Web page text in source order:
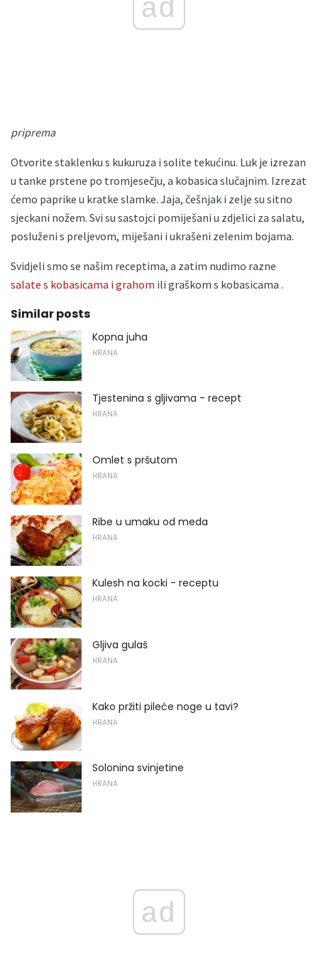
ad
priprema
Otvorite staklenku s kukuruza i solite tekućinu. Luk je izrezan
u tanke prstene po tromjesečju, a kobasica slučajnim. Izrezat
ćemo paprike u kratke slamke. Jaja, češnjak i zelje su sitno
sjeckani nožem. Svi su sastojci pomiješani u zdjelici za salatu,
posluženi s preljevom, miješani i ukrašeni zelenim bojama.
Svidjeli smo se našim receptima, a zatim nudimo razne
salate s kobasicama i grahom ili graškom s kobasicama .
Similar posts
Kopna juha
HRANA
Tjestenina s gljivama - recept
HRANA
Omlet s pršutom
HRANA
Ribe u umaku od meda
HRANA
Kulesh na kocki - receptu
HRANA
Gljiva gulaš
HRANA
Kako pržiti pileće noge u tavi?
HRANA
Solonina svinjetine
HRANA
ad